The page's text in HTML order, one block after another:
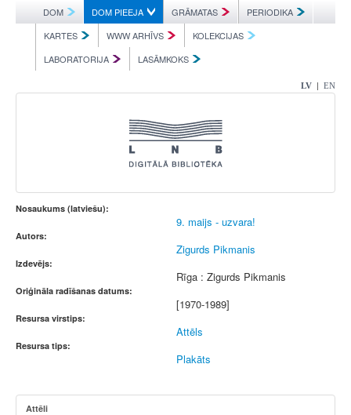
DOM DOM PIEEJA GRĀMATAS
PERIODIKA
KARTES
WWW ARHĪVS
KOLEKCIJAS
LABORATORIJA
LASĀMKOKS
LV | EN
Nosaukums (latviešu):
9. maijs - uzvara!
Autors:
Zigurds Pikmanis
Izdevējs:
Rīga : Zigurds Pikmanis
Oriģināla radīšanas datums:
[1970-1989]
Resursa virstips:
Attēls
Resursa tips:
Plakāts
Attēli